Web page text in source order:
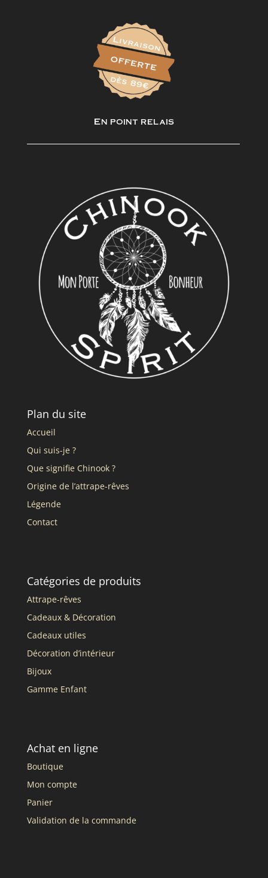
En point relais
Plan du site
Accueil
Qui suis-je ?
Que signifie Chinook ?
Origine de l’attrape-rêves
Légende
Contact
Catégories de produits
Attrape-rêves
Cadeaux & Décoration
Cadeaux utiles
Décoration d’intérieur
Bijoux
Gamme Enfant
Achat en ligne
Boutique
Mon compte
Panier
Validation de la commande